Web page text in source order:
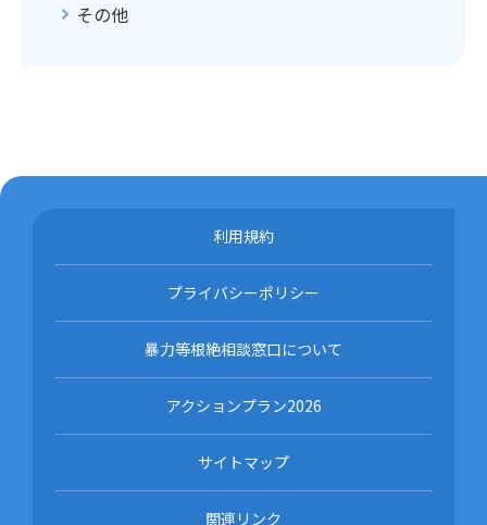
その他
利用規約
プライバシーポリシー
暴力等根絶相談窓口について
アクションプラン2026
サイトマップ
関連リンク